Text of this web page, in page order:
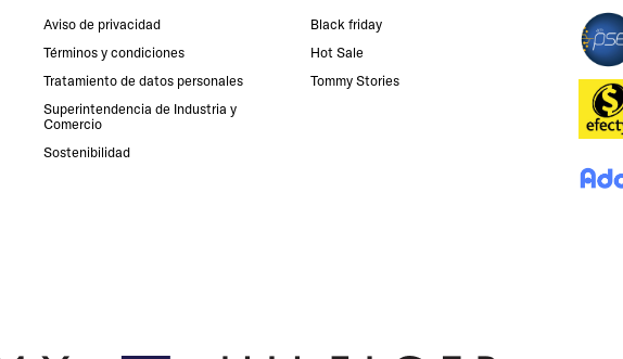
Aviso de privacidad
Términos y condiciones
Tratamiento de datos personales
Superintendencia de Industria y
Comercio
Sostenibilidad
Black friday
Hot Sale
Tommy Stories